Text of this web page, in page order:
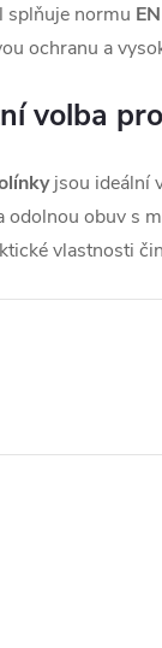
splňuje normu
ochranu a
volba
jsou ideální
odolnou obuv s
vlastnosti